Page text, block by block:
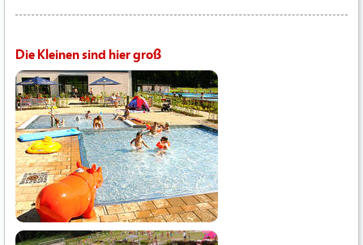
Die Kleinen sind hier groß